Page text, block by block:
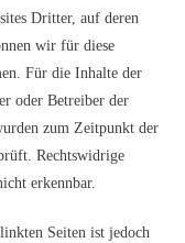
Dritter, auf deren
wir für diese
Für die Inhalte der
oder Betreiber der
zum Zeitpunkt der
Rechtswidrige
erkennbar.
Seiten ist jedoch